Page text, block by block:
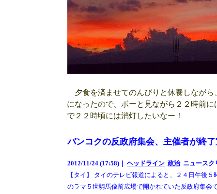
夕食を済ませてのんびりと休養しながら
になったので、ボーと見ながら２２時前
で２２時頃には消灯したいなー！
バンコクの反政府集会、主催者が終
2012/11/24 (17:58)｜ ヘッドライン 政治ニュースク
【タイ】 タイのテレビ報道によると、２４日午後５
のラマ５世騎馬像前広場で開かれていた反政府集会